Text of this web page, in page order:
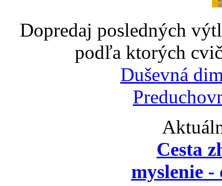
Dopredaj posledných
podľa ktorých
Duševná
Cesta
myslenie